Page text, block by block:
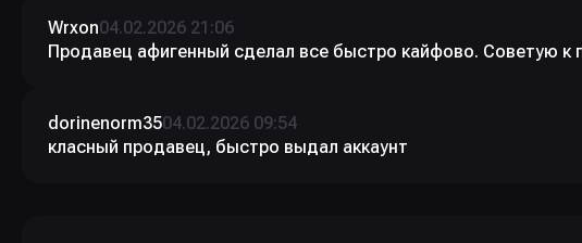
Wrxon04.02.2026 21:06
Продавец афигенный сделал все быстро кайфово. Советую к
dorinenorm3504.02.2026 09:54
класный продавец, быстро выдал аккаунт